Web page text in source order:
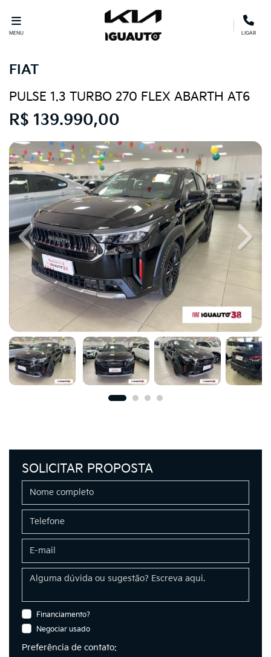
MENU LIGAR
FIAT
PULSE 1.3 TURBO 270 FLEX ABARTH AT6
R$ 139.990,00
Previous Next
SOLICITAR PROPOSTA
Financiamento?
Negociar usado
Preferência de contato: